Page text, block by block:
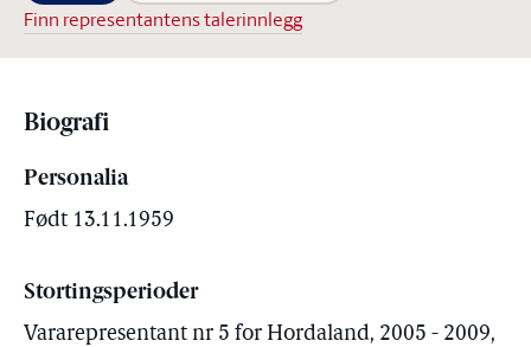
Finn representantens talerinnlegg
Biografi
Personalia
Født 13.11.1959
Stortingsperioder
Vararepresentant nr 5 for Hordaland, 2005 - 2009,